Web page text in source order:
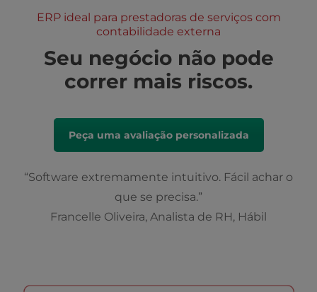
ERP ideal para prestadoras de serviços com
contabilidade externa
Seu negócio não pode
correr mais riscos.
Peça uma avaliação personalizada
“Software extremamente intuitivo. Fácil achar o
que se precisa.”
Francelle Oliveira, Analista de RH, Hábil